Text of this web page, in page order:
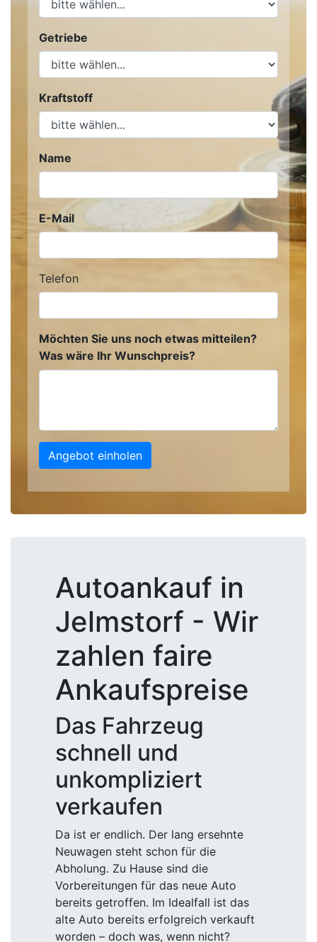
Getriebe
Kraftstoff
Name
E-Mail
Telefon
Möchten Sie uns noch etwas mitteilen?
Was wäre Ihr Wunschpreis?
Angebot einholen
Autoankauf in
Jelmstorf - Wir
zahlen faire
Ankaufspreise
Das Fahrzeug
schnell und
unkompliziert
verkaufen
Da ist er endlich. Der lang ersehnte
Neuwagen steht schon für die
Abholung. Zu Hause sind die
Vorbereitungen für das neue Auto
bereits getroffen. Im Idealfall ist das
alte Auto bereits erfolgreich verkauft
worden – doch was, wenn nicht?